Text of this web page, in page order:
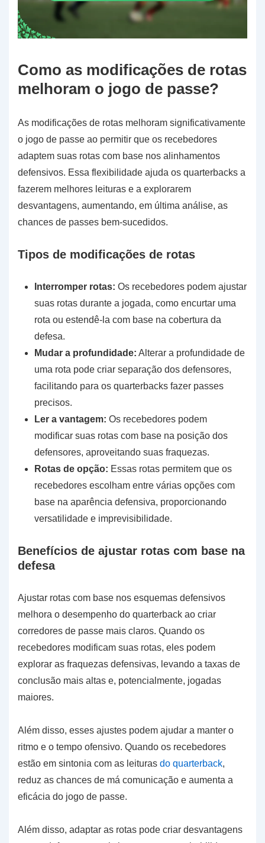
Como as modificações de rotas
melhoram o jogo de passe?
As modificações de rotas melhoram significativamente
o jogo de passe ao permitir que os recebedores
adaptem suas rotas com base nos alinhamentos
defensivos. Essa flexibilidade ajuda os quarterbacks a
fazerem melhores leituras e a explorarem
desvantagens, aumentando, em última análise, as
chances de passes bem-sucedidos.
Tipos de modificações de rotas
Interromper rotas: Os recebedores podem ajustar
suas rotas durante a jogada, como encurtar uma
rota ou estendê-la com base na cobertura da
defesa.
Mudar a profundidade: Alterar a profundidade de
uma rota pode criar separação dos defensores,
facilitando para os quarterbacks fazer passes
precisos.
Ler a vantagem: Os recebedores podem
modificar suas rotas com base na posição dos
defensores, aproveitando suas fraquezas.
Rotas de opção: Essas rotas permitem que os
recebedores escolham entre várias opções com
base na aparência defensiva, proporcionando
versatilidade e imprevisibilidade.
Benefícios de ajustar rotas com base na
defesa
Ajustar rotas com base nos esquemas defensivos
melhora o desempenho do quarterback ao criar
corredores de passe mais claros. Quando os
recebedores modificam suas rotas, eles podem
explorar as fraquezas defensivas, levando a taxas de
conclusão mais altas e, potencialmente, jogadas
maiores.
Além disso, esses ajustes podem ajudar a manter o
ritmo e o tempo ofensivo. Quando os recebedores
estão em sintonia com as leituras do quarterback,
reduz as chances de má comunicação e aumenta a
eficácia do jogo de passe.
Além disso, adaptar as rotas pode criar desvantagens